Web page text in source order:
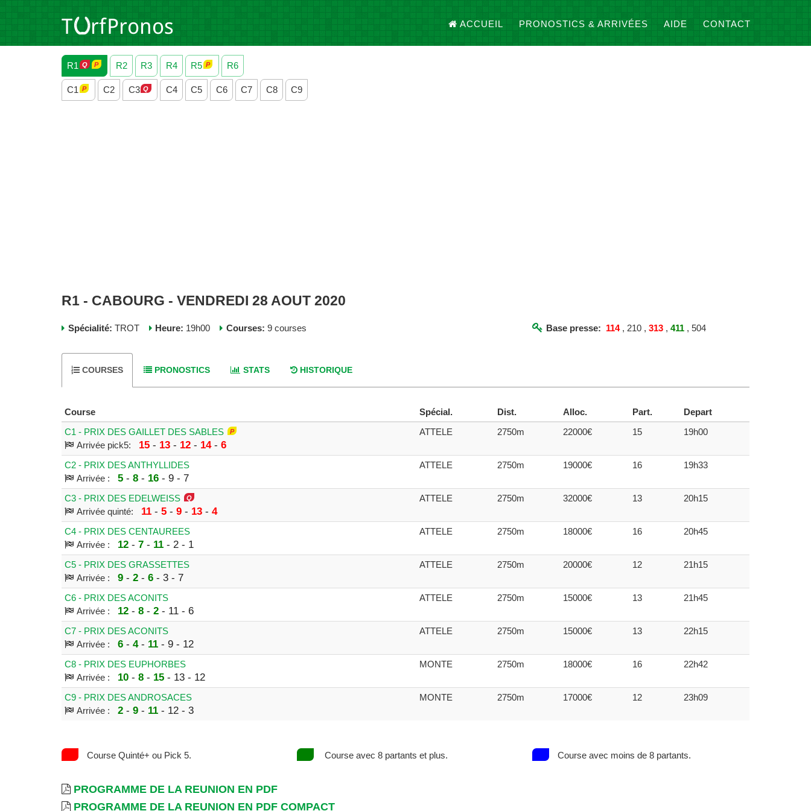
ACCUEIL PRONOSTICS & ARRIVÉES AIDE CONTACT
R1 R2 R3 R4 R5 R6
C1 C2 C3 C4 C5 C6 C7 C8 C9
R1 - CABOURG - VENDREDI 28 AOUT 2020
Spécialité: TROT Heure: 19h00 Courses: 9 courses Base presse: 114, 210 ,313 ,411 , 504
COURSES PRONOSTICS STATS HISTORIQUE
Course Spécial. Dist. Alloc. Part.
Depart
C1 - PRIX DES GAILLET DES SABLES
Arrivée pick5:
15- 13- 12- 14- 6
ATTELE 2750m 22000€ 15 19h00
C2 - PRIX DES ANTHYLLIDES
Arrivée :
5- 8- 16- 9 - 7
ATTELE 2750m 19000€ 16 19h33
C3 - PRIX DES EDELWEISS
Arrivée quinté:
11- 5- 9- 13- 4
ATTELE 2750m 32000€ 13 20h15
C4 - PRIX DES CENTAUREES
Arrivée :
12- 7- 11- 2 - 1
ATTELE 2750m 18000€ 16 20h45
C5 - PRIX DES GRASSETTES
Arrivée :
9- 2- 6- 3 - 7
ATTELE 2750m 20000€ 12 21h15
C6 - PRIX DES ACONITS
Arrivée :
12- 8- 2- 11 - 6
ATTELE 2750m 15000€ 13 21h45
C7 - PRIX DES ACONITS
Arrivée :
6- 4- 11- 9 - 12
ATTELE 2750m 15000€ 13 22h15
C8 - PRIX DES EUPHORBES
Arrivée :
10- 8- 15- 13 - 12
MONTE 2750m 18000€ 16 22h42
C9 - PRIX DES ANDROSACES
Arrivée :
2- 9- 11- 12 - 3
MONTE 2750m 17000€ 12 23h09
Course Quinté+ ou Pick 5. Course avec 8 partants et plus. Course avec moins de 8 partants.
PROGRAMME DE LA REUNION EN PDF
PROGRAMME DE LA REUNION EN PDF COMPACT